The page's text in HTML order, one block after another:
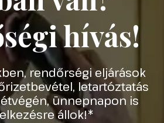
hívás!
rendőrségi eljárások
letartóztatás
ünnepnapon is
állok!*